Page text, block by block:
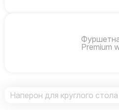
Premium
Наперон для круглого